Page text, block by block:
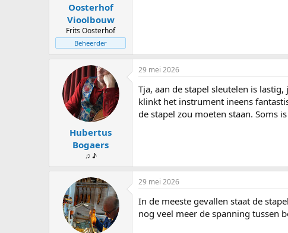
Oosterhof
Vioolbouw
Frits Oosterhof
Beheerder
Hubertus
Bogaers
♫ ♪
29 mei 2026
Tja, aan de stapel sleutelen is
klinkt het instrument ineens
de stapel zou moeten staan. Soms
29 mei 2026
In de meeste gevallen staat de
nog veel meer de spanning tussen